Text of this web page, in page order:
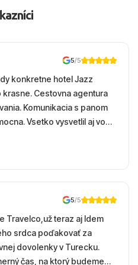
5/5
konkretne hotel Jazz
Cestovna agentura
Komunikacia s panom
Vsetko vysvetlil aj vo
ospravedlnujem. Hotel
prostredie, more,
5/5
Travelco,už teraz aj Idem
srdca poďakovať za
dovolenky v Turecku.
čas, na ktorý budeme